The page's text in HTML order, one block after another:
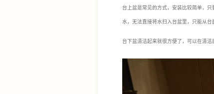
台上盆是常见的方式，安装比较简单，
水，无法直接将水扫入台盆里，只能从
台下盆清洁起来就很方便了，可以在清